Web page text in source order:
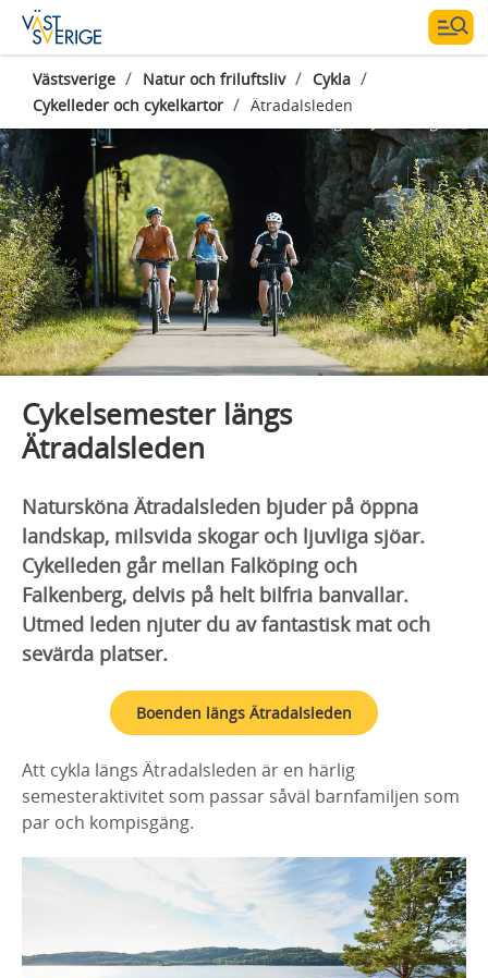
Västsverige / Natur och friluftsliv / Cykla /
Cykelleder och cykelkartor / Ätradalsleden
Cykelsemester längs
Ätradalsleden
Natursköna Ätradalsleden bjuder på öppna
landskap, milsvida skogar och ljuvliga sjöar.
Cykelleden går mellan Falköping och
Falkenberg, delvis på helt bilfria banvallar.
Utmed leden njuter du av fantastisk mat och
sevärda platser.
Boenden längs Ätradalsleden
Att cykla längs Ätradalsleden är en härlig
semesteraktivitet som passar såväl barnfamiljen som
par och kompisgäng.